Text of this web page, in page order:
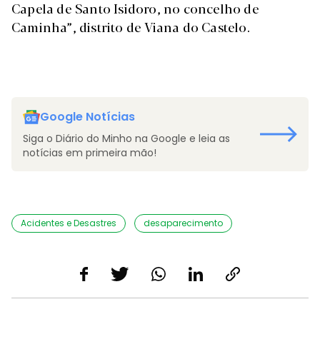
Capela de Santo Isidoro, no concelho de
Caminha”, distrito de Viana do Castelo.
Google Notícias
Siga o Diário do Minho na Google e leia as
notícias em primeira mão!
Acidentes e Desastres desaparecimento